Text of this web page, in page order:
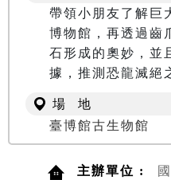
帶領小朋友了解巨
博物館，再透過齒
石形成的奧妙，並
據，推測恐龍滅絕
場 地
臺博館古生物館
主辦單位 :